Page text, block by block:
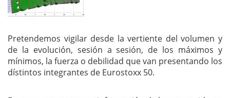
Pretendemos vigilar desde la vertiente del volumen y
de la evolución, sesión a sesión, de los máximos y
mínimos, la fuerza o debilidad que van presentando los
dístintos integrantes de Eurostoxx 50.